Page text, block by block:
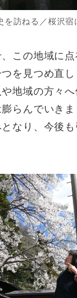
を訪ねる／桜沢宿
この地域に
を見つめ直
地域の方々
らんでいき
なり、今後